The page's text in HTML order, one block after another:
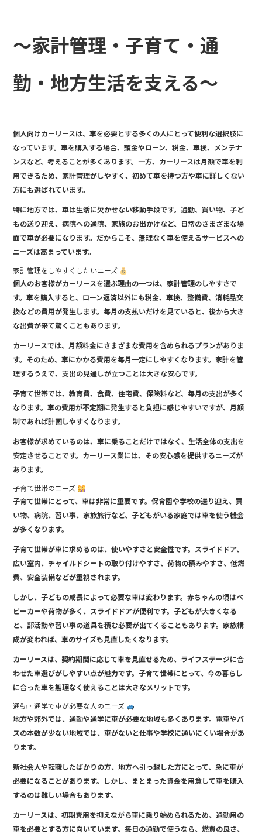
o
o
k
～家計管理・子育て・通
勤・地方生活を支える～
個人向けカーリースは、車を必要とする多くの人にとって便利な選択肢に
なっています。車を購入する場合、頭金やローン、税金、車検、メンテナ
ンスなど、考えることが多くあります。一方、カーリースは月額で車を利
用できるため、家計管理がしやすく、初めて車を持つ方や車に詳しくない
方にも選ばれています。
特に地方では、車は生活に欠かせない移動手段です。通勤、買い物、子ど
もの送り迎え、病院への通院、家族のお出かけなど、日常のさまざまな場
面で車が必要になります。だからこそ、無理なく車を使えるサービスへの
ニーズは高まっています。
家計管理をしやすくしたいニーズ
個人のお客様がカーリースを選ぶ理由の一つは、家計管理のしやすさで
す。車を購入すると、ローン返済以外にも税金、車検、整備費、消耗品交
換などの費用が発生します。毎月の支払いだけを見ていると、後から大き
な出費が来て驚くこともあります。
カーリースでは、月額料金にさまざまな費用を含められるプランがありま
す。そのため、車にかかる費用を毎月一定にしやすくなります。家計を管
理するうえで、支出の見通しが立つことは大きな安心です。
子育て世帯では、教育費、食費、住宅費、保険料など、毎月の支出が多く
なります。車の費用が不定期に発生すると負担に感じやすいですが、月額
制であれば計画しやすくなります。
お客様が求めているのは、車に乗ることだけではなく、生活全体の支出を
安定させることです。カーリース業には、その安心感を提供するニーズが
あります。
子育て世帯のニーズ
子育て世帯にとって、車は非常に重要です。保育園や学校の送り迎え、買
い物、病院、習い事、家族旅行など、子どもがいる家庭では車を使う機会
が多くなります。
子育て世帯が車に求めるのは、使いやすさと安全性です。スライドドア、
広い室内、チャイルドシートの取り付けやすさ、荷物の積みやすさ、低燃
費、安全装備などが重視されます。
しかし、子どもの成長によって必要な車は変わります。赤ちゃんの頃はベ
ビーカーや荷物が多く、スライドドアが便利です。子どもが大きくなる
と、部活動や習い事の道具を積む必要が出てくることもあります。家族構
成が変われば、車のサイズも見直したくなります。
カーリースは、契約期間に応じて車を見直せるため、ライフステージに合
わせた車選びがしやすい点が魅力です。子育て世帯にとって、今の暮らし
に合った車を無理なく使えることは大きなメリットです。
通勤・通学で車が必要な人のニーズ
地方や郊外では、通勤や通学に車が必要な地域も多くあります。電車やバ
スの本数が少ない地域では、車がないと仕事や学校に通いにくい場合があ
ります。
新社会人や転職したばかりの方、地方へ引っ越した方にとって、急に車が
必要になることがあります。しかし、まとまった資金を用意して車を購入
するのは難しい場合もあります。
カーリースは、初期費用を抑えながら車に乗り始められるため、通勤用の
車を必要とする方に向いています。毎日の通勤で使うなら、燃費の良さ、